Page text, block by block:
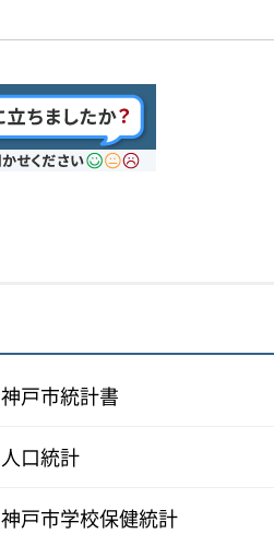
神戸市統計書
人口統計
神戸市学校保健統計